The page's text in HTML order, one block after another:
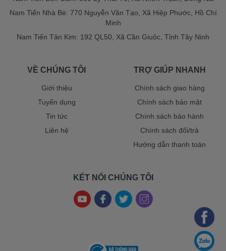
Nam Tiến Nhà Bè: 770 Nguyễn Văn Tạo, Xã Hiệp Phước, Hồ Chí
Minh
Nam Tiến Tân Kim: 192 QL50, Xã Cần Giuộc, Tỉnh Tây Ninh
VỀ CHÚNG TÔI
Giới thiệu
Tuyển dụng
Tin tức
Liên hệ
TRỢ GIÚP NHANH
Chính sách giao hàng
Chính sách bảo mật
Chính sách bảo hành
Chính sách đổi/trả
Hướng dẫn thanh toán
KẾT NỐI CHÚNG TÔI